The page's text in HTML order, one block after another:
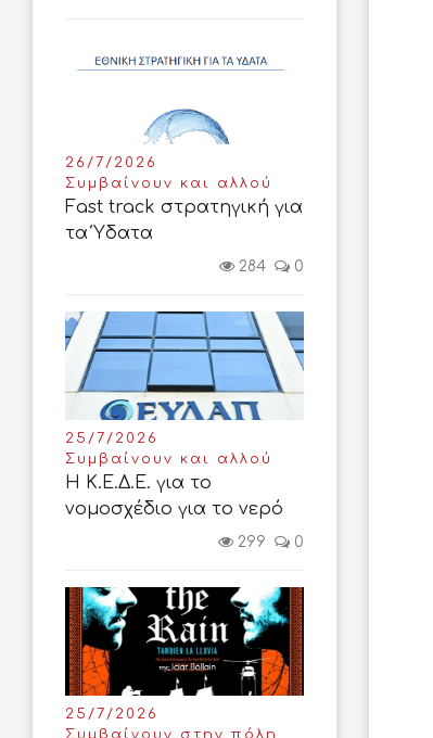
26/7/2026
Συμβαίνουν και αλλού
Fast track στρατηγική για
τα Ύδατα
284 0
25/7/2026
Συμβαίνουν και αλλού
Η Κ.Ε.Δ.Ε. για το
νομοσχέδιο για το νερό
299 0
25/7/2026
Συμβαίνουν στην πόλη